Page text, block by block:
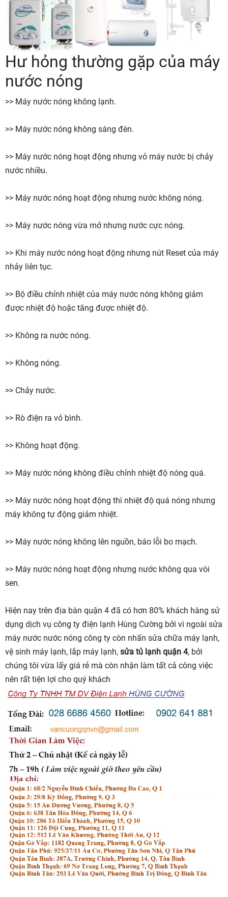
Hư hỏng thường gặp của máy
nước nóng
>> Máy nước nóng không lạnh.
>> Máy nước nóng không sáng đèn.
>> Máy nước nóng hoạt động nhưng vỏ máy nước bị chảy
nước nhiều.
>> Máy nước nóng hoạt động nhưng nước không nóng.
>> Máy nước nóng vừa mở nhưng nước cực nóng.
>> Khi máy nước nóng hoạt động nhưng nút Reset của máy
nhảy liên tục.
>> Bộ điều chỉnh nhiệt của máy nước nóng không giảm
được nhiệt độ hoặc tăng được nhiệt độ.
>> Không ra nước nóng.
>> Không nóng.
>> Chảy nước.
>> Rò điện ra vỏ bình.
>> Không hoạt động.
>> Máy nước nóng không điều chỉnh nhiệt độ nóng quá.
>> Máy nước nóng hoạt động thì nhiệt độ quá nóng nhưng
máy không tự động giảm nhiệt.
>> Máy nước nóng không lên nguồn, báo lỗi bo mạch.
>> Máy nước nóng hoạt động nhưng nước không qua vòi
sen.
Hiện nay trên địa bàn quận 4 đã có hơn 80% khách hàng sử
dụng dịch vụ công ty điện lạnh Hùng Cường bởi vì ngoài sửa
máy nước nước nóng công ty còn nhấn sửa chữa máy lạnh,
vệ sinh máy lạnh, lắp máy lạnh, sửa tủ lạnh quận 4, bởi
chúng tôi vừa lấy giá rẻ mà còn nhận làm tất cả công việc
nên rất tiện lợi cho quý khách